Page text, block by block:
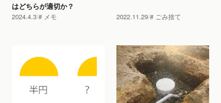
はどちらが適切か？
2024.4.3 メモ 2022.11.29 ごみ捨て